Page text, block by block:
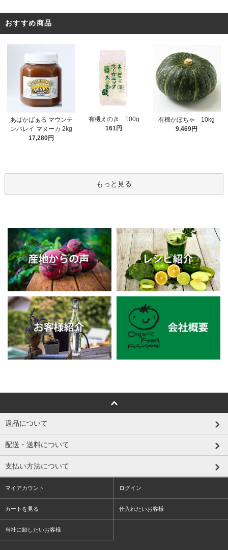
おすすめ商品
あぱかばぁる マウンテ
ンバレイ マヌーカ 2kg
17,280円
有機えのき 100g
161円
有機かぼちゃ 10kg
9,469円
もっと見る
返品について
配送・送料について
支払い方法について
マイアカウント ログイン
カートを見る 仕入れたいお客様
当社に卸したいお客様